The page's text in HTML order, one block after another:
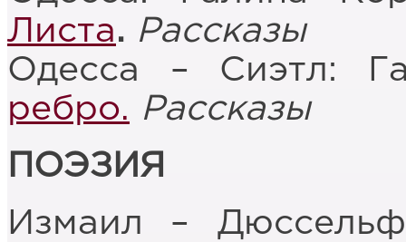
Листа. Рассказы
Одесса – Сиэтл:
ребро. Рассказы
ПОЭЗИЯ
Измаил –